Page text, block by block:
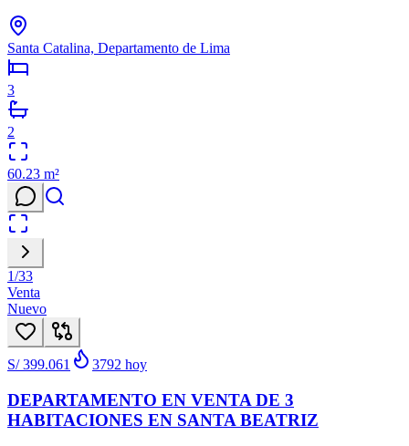
Santa Catalina, Departamento de Lima
3
2
60.23 m²
1/33
Venta
Nuevo
S/ 399.061 3792 hoy
DEPARTAMENTO EN VENTA DE 3
HABITACIONES EN SANTA BEATRIZ